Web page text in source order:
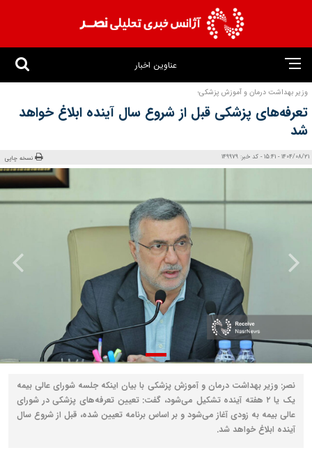
عناوین اخبار
وزیر بهداشت درمان و آموزش پزشکی؛
تعرفه‌های پزشکی قبل از شروع سال آینده ابلاغ خواهد
شد
1404/08/21 - 15:41 - کد خبر: 149979 نسخه چاپی
نصر: وزیر بهداشت درمان و آموزش پزشکی با بیان اینکه جلسه شورای عالی بیمه
یک یا ۲ هفته آینده تشکیل می‌شود، گفت: تعیین تعرفه‌های پزشکی در شورای
عالی بیمه به زودی آغاز می‌شود و بر اساس برنامه تعیین شده، قبل از شروع سال
آینده ابلاغ خواهد شد.